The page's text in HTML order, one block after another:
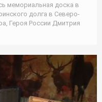
мемориальная доска в
долга в Северо-
Героя России Дмитрия